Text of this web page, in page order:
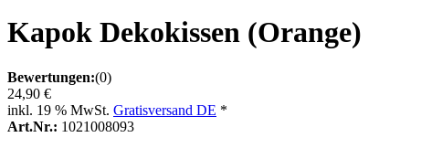
Kapok Dekokissen (Orange)
Bewertungen:(0)
24,90 €
inkl. 19 % MwSt. Gratisversand DE *
Art.Nr.: 1021008093